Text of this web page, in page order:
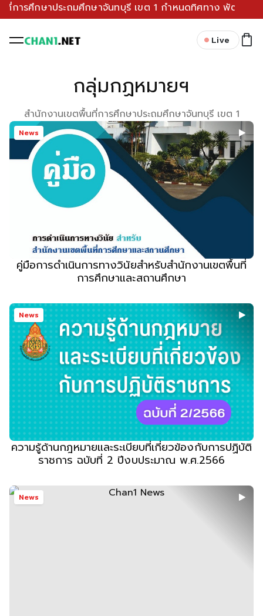
ศึกษาประถมศึกษาจันทบุรี เขต 1 กำหนดทิศทาง พัฒนาแผนยุท
Live
กลุ่มกฏหมายฯ
สำนักงานเขตพื้นที่การศึกษาประถมศึกษาจันทบุรี เขต 1
News
คู่มือการดำเนินการทางวินัยสำหรับสำนักงานเขตพื้นที่
การศึกษาและสถานศึกษา
News
ความรู้ด้านกฎหมายและระเบียบที่เกี่ยวข้องกับการปฏิบัติ
ราชการ ฉบับที่ 2 ปีงบประมาณ พ.ศ.2566
News